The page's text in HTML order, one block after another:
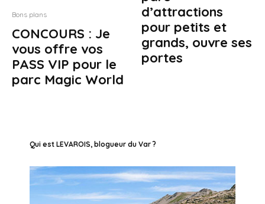
Bons plans
CONCOURS : Je
vous offre vos
PASS VIP pour le
parc Magic World
d’attractions
pour petits et
grands, ouvre ses
portes
Qui est LEVAROIS, blogueur du Var ?